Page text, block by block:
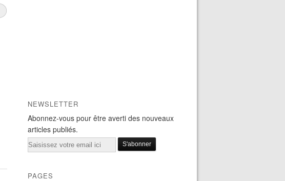
NEWSLETTER
Abonnez-vous pour être averti des nouveaux
articles publiés.
Email
PAGES